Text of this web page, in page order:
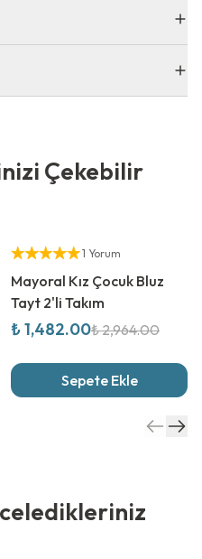
Yetkili Satıcı
1 Yorum
Mayoral Kız Çocuk Bluz
Tayt 2'li Takım
₺ 1,482.00₺ 2,964.00
Sepete Ekle